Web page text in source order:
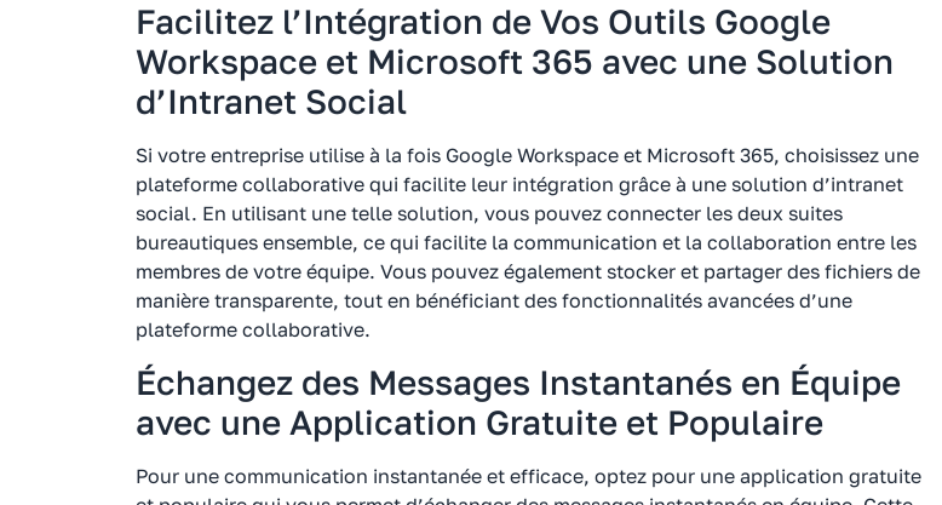
Facilitez l’Intégration de Vos Outils Google
Workspace et Microsoft 365 avec une Solution
d’Intranet Social
Si votre entreprise utilise à la fois Google Workspace et Microsoft 365, choisissez une
plateforme collaborative qui facilite leur intégration grâce à une solution d’intranet
social. En utilisant une telle solution, vous pouvez connecter les deux suites
bureautiques ensemble, ce qui facilite la communication et la collaboration entre les
membres de votre équipe. Vous pouvez également stocker et partager des fichiers de
manière transparente, tout en bénéficiant des fonctionnalités avancées d’une
plateforme collaborative.
Échangez des Messages Instantanés en Équipe
avec une Application Gratuite et Populaire
Pour une communication instantanée et efficace, optez pour une application gratuite